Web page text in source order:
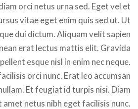
orci netus urna sed. Eget vel et
vitae eget enim quis sed ut. Ut
dui dictum. Aliquam velit sapien
erat lectus mattis elit. Gravida
esque nisl in enim nec neque.
orci nunc. Erat leo accumsan
Et feugiat id turpis nisi. Diam
netus nibh eget facilisis nunc.